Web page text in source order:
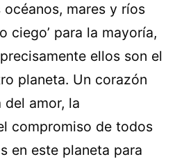
océanos, mares y ríos
ciego’ para la mayoría,
ellos son el
planeta. Un corazón
del amor, la
compromiso de todos
en este planeta para